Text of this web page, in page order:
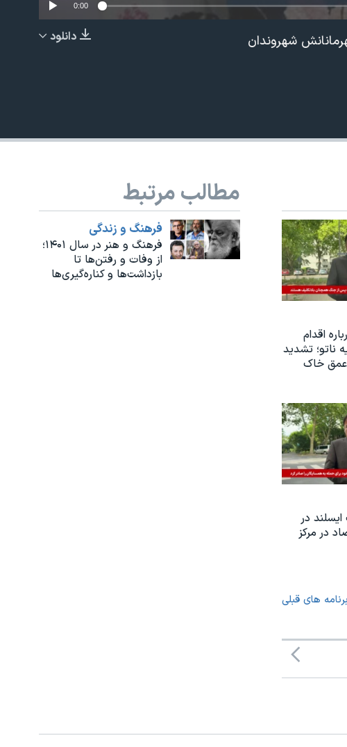
EMBED
0:00
دانلود
شهروندان
مطالب مرتبط
فرهنگ و زندگی
فرهنگ و هنر در سال ۱۴۰۱؛
از وفات و رفتن‌ها تا
بازداشت‌ها و کناره‌گیری‌ها
اقدام
ناتو؛ تشدید
عمق خاک
در
در مرکز
های قبلی